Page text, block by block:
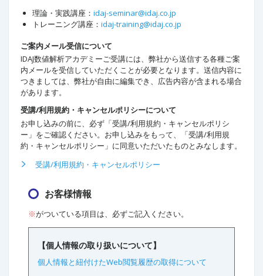
理論・実践講座： idaj-seminar@idaj.co.jp
トレーニング講座： idaj-training@idaj.co.jp
ご案内メール受信について
IDAJ数値解析アカデミーご受講には、弊社から送信する各種ご案
内メールを受信していただくことが必要となります。送信内容に
つきましては、弊社が自由に編集でき、広告内容が含まれる場合
があります。
受講/利用規約・キャンセルポリシーについて
お申し込みの前に、必ず「受講/利用規約・キャンセルポリシ
ー」をご確認ください。お申し込みをもって、「受講/利用規
約・キャンセルポリシー」に同意いただいたものとみなします。
受講/利用規約・キャンセルポリシー
お客様情報
※がついている項目は、必ずご記入ください。